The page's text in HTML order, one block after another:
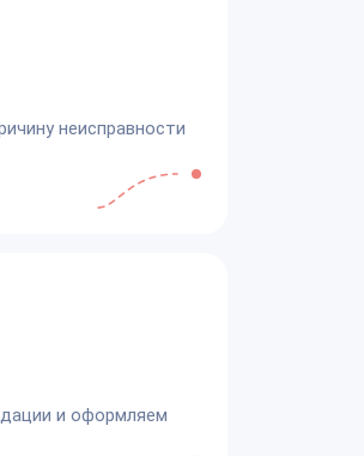
неисправности
и оформляем